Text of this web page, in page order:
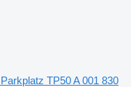
TP50 A 001 830